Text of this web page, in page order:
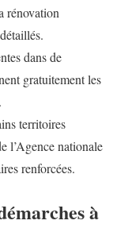
rénovation
dans de
gratuitement les
territoires
l’Agence nationale
renforcées.
à